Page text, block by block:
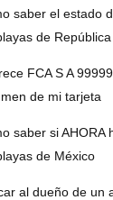
saber el estado
de
FCA S A
de mi tarjeta
saber si AHORA
de México
al dueño de un